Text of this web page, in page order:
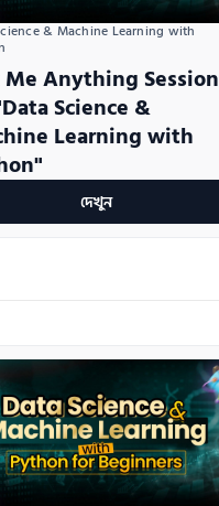
& Machine Learning with
Anything Session
Science &
Learning with
দেখুন